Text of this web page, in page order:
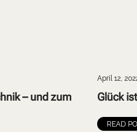
– und zum
April 12,
Glück
READ